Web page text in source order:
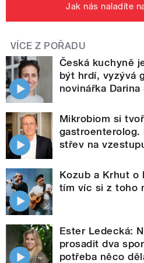
Jak nás naladíte
VÍCE Z POŘADU
Česká kuchyně
být hrdí, vyzývá
novinářka Darina
Mikrobiom si
gastroenterolog.
střev na
Kozub a Krhut o
tím víc si z toho
Ester Ledecká:
prosadit dva
potřeba něco